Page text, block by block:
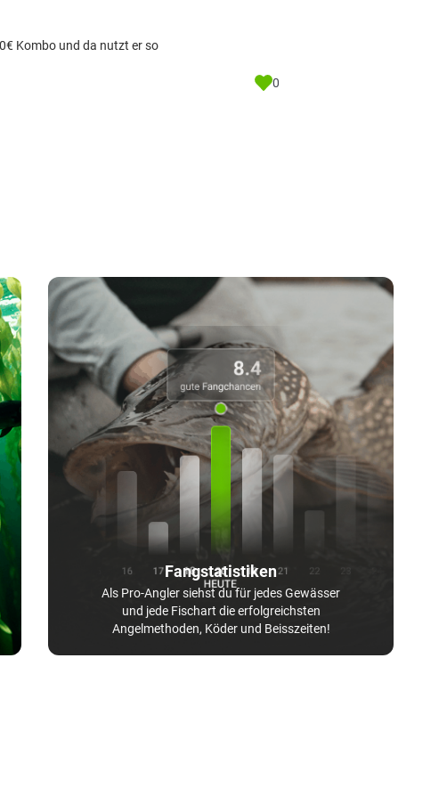
Kombo und da nutzt er so
0
Fangstatistiken
Als Pro-Angler siehst du für jedes Gewässer
und jede Fischart die erfolgreichsten
Angelmethoden, Köder und Beisszeiten!